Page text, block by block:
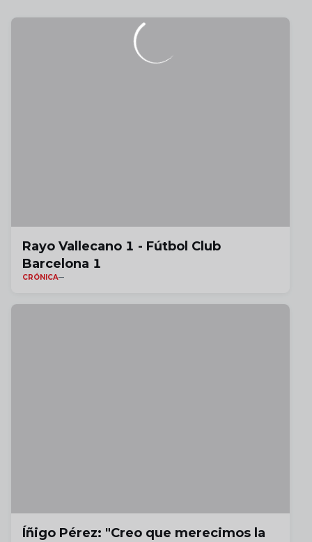
Rayo Vallecano 1 - Fútbol Club
Barcelona 1
CRÓNICA
Íñigo Pérez: "Creo que merecimos la